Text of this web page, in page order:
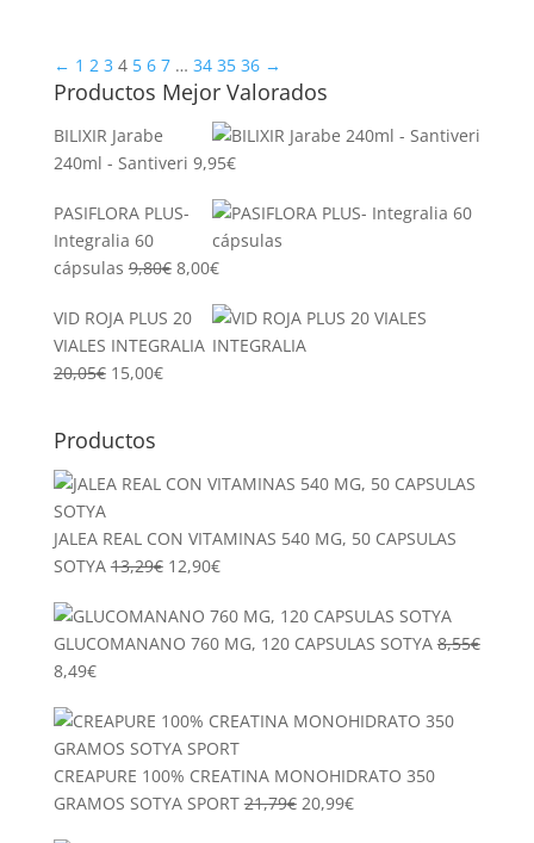
era:
31,59€.
es:
29,99€.
← 1 2 3 4 5 6 7 … 34 35 36 →
Productos Mejor Valorados
BILIXIR Jarabe
240ml - Santiveri 9,95€
PASIFLORA PLUS-
Integralia 60
cápsulas 9,80€ El
original
era:
8,00€El
actual
es:
VID ROJA PLUS 20
VIALES INTEGRALIA
20,05€ El
era:
20,05€.
15,00€El
15,00€.
Productos
JALEA REAL CON VITAMINAS 540 MG, 50 CAPSULAS
SOTYA 13,29€ El
original
era:
12,90€El
actual
es:
GLUCOMANANO 760 MG, 120 CAPSULAS SOTYA 8,55€
El
original
era:
8,55€.
8,49€El
actual
es:
8,49€.
CREAPURE 100% CREATINA MONOHIDRATO 350
GRAMOS SOTYA SPORT 21,79€ El
20,99€El